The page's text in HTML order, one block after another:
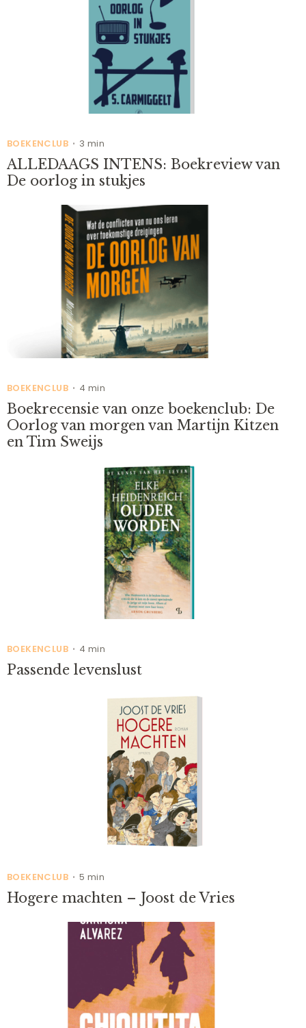
BOEKENCLUB • 3 min
ALLEDAAGS INTENS: Boekreview van
De oorlog in stukjes
BOEKENCLUB • 4 min
Boekrecensie van onze boekenclub: De
Oorlog van morgen van Martijn Kitzen
en Tim Sweijs
BOEKENCLUB • 4 min
Passende levenslust
BOEKENCLUB • 5 min
Hogere machten – Joost de Vries